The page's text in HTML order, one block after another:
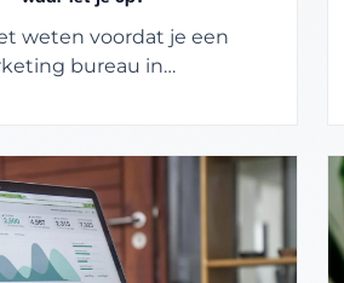
weten voordat je een
bureau in
scale-ups.